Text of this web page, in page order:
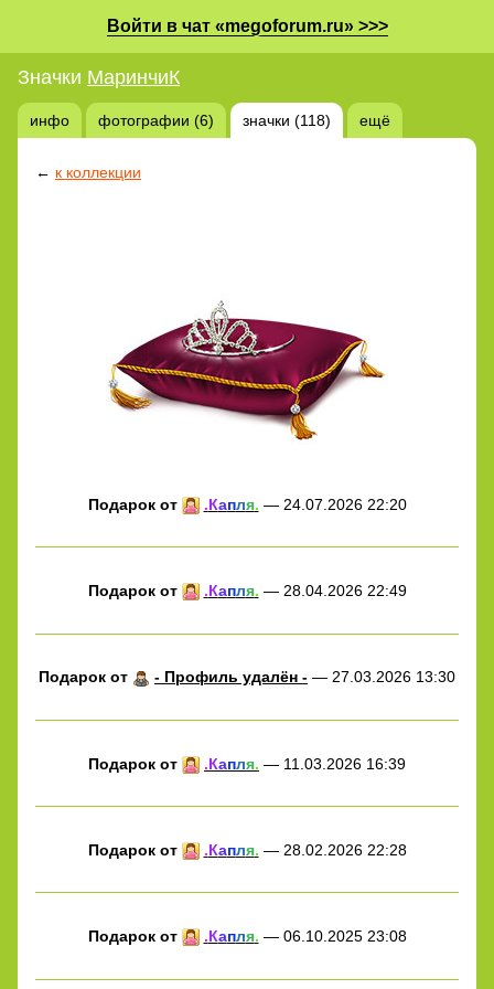
Войти в чат «megoforum.ru» >>>
Значки МаринчиК
инфо фотографии (6) значки (118) ещё
← к коллекции
Подарок от .Капля. — 24.07.2026 22:20
Подарок от .Капля. — 28.04.2026 22:49
Подарок от - Профиль удалён - — 27.03.2026 13:30
Подарок от .Капля. — 11.03.2026 16:39
Подарок от .Капля. — 28.02.2026 22:28
Подарок от .Капля. — 06.10.2025 23:08